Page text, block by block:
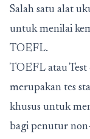
Salah satu alat
untuk menilai
TOEFL.
TOEFL atau Test
merupakan tes
khusus untuk
bagi penutur